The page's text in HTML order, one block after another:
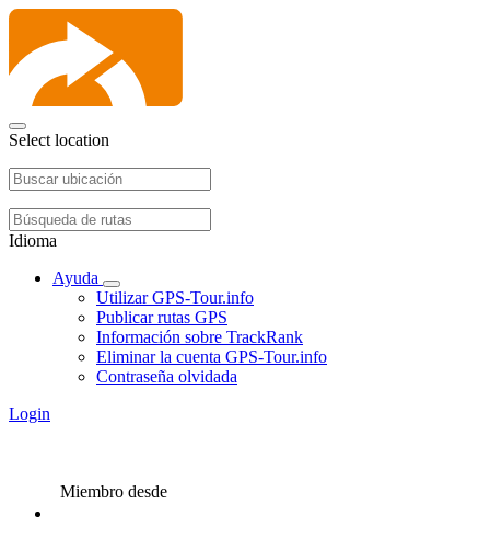
Select location
Idioma
Ayuda
Utilizar GPS-Tour.info
Publicar rutas GPS
Información sobre TrackRank
Eliminar la cuenta GPS-Tour.info
Contraseña olvidada
Login
Miembro desde